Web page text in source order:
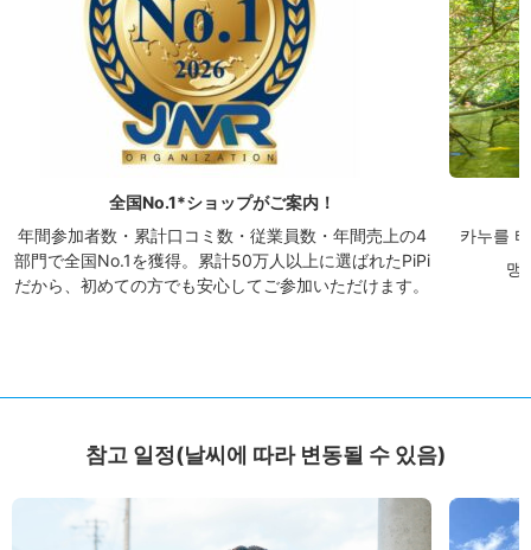
全国No.1*ショップがご案内！
年間参加者数・累計口コミ数・従業員数・年間売上の4
部門で全国No.1を獲得。累計50万人以上に選ばれたPiPi
だから、初めての方でも安心してご参加いただけます。
카누를
맹
참고 일정(날씨에 따라 변동될 수 있음)